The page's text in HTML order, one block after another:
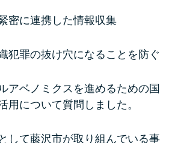
密に連携した情報収集
犯罪の抜け穴になることを防ぐ
アベノミクスを進めるための国
用について質問しました。
して藤沢市が取り組んでいる事